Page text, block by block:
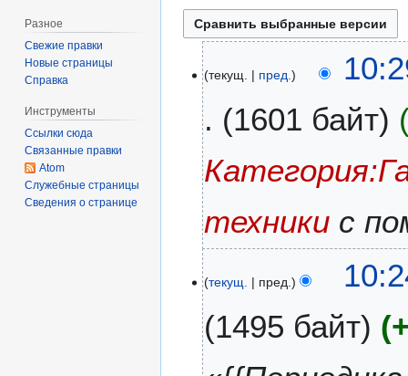
текущ. пред.
1601 байт
техники с
текущ. пред.
1495 байт
Разное
Свежие правки
Новые страницы
Справка
Инструменты
Ссылки сюда
Связанные правки
Atom
Служебные страницы
Сведения о странице